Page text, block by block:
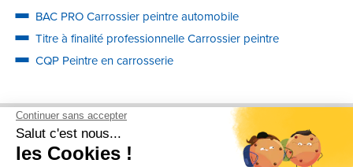
BAC PRO Carrossier peintre automobile
Titre à finalité professionnelle Carrossier peintre
CQP Peintre en carrosserie
Découvrez également...